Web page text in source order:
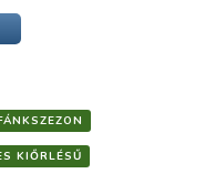
KIŐRLÉSŰ